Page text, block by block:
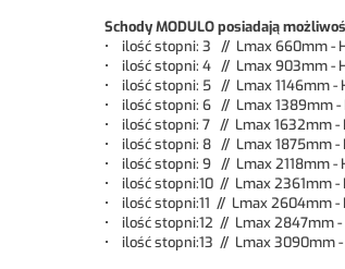
Schody MODULO posiadają
• ilość stopni: 3 // Lmax 660mm -
• ilość stopni: 4 // Lmax 903mm -
• ilość stopni: 5 // Lmax 1146mm -
• ilość stopni: 6 // Lmax 1389mm -
• ilość stopni: 7 // Lmax 1632mm -
• ilość stopni: 8 // Lmax 1875mm -
• ilość stopni: 9 // Lmax 2118mm -
• ilość stopni:10 // Lmax 2361mm -
• ilość stopni:11 // Lmax 2604mm -
• ilość stopni:12 // Lmax 2847mm -
• ilość stopni:13 // Lmax 3090mm